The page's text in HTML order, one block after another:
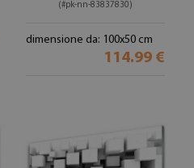
(#pk-nn-83837830)
dimensione da: 100x50 cm
114.99 €